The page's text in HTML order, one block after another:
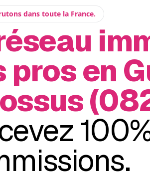
dans toute la France.
pros en